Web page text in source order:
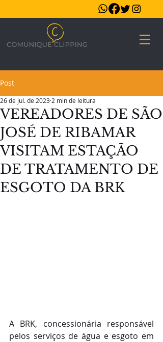
Post
VEREADORES DE SÃO
JOSÉ DE RIBAMAR
VISITAM ESTAÇÃO
DE TRATAMENTO DE
ESGOTO DA BRK
26 de jul. de 2023 2 min de leitura
A BRK, concessionária responsável
pelos serviços de água e esgoto em